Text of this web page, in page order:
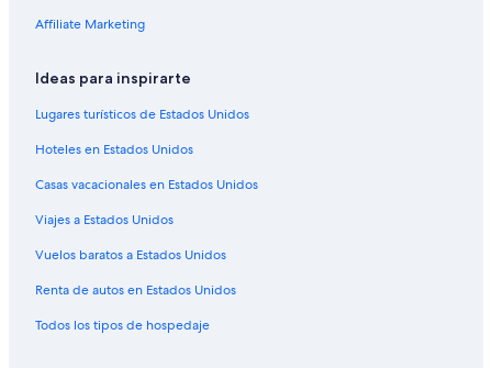
Hoteles en Vila Nasser
Hoteles en Ribas do Rio Pardo
Hoteles cerca de Centro Comercial Campo Grande
Hoteles cerca de Centro comercial Norte Sul Plaza Shopping
Hoteles en Nova São Bento
Affiliate Marketing
Ideas para inspirarte
Lugares turísticos de Estados Unidos
Hoteles en Estados Unidos
Casas vacacionales en Estados Unidos
Viajes a Estados Unidos
Vuelos baratos a Estados Unidos
Renta de autos en Estados Unidos
Todos los tipos de hospedaje